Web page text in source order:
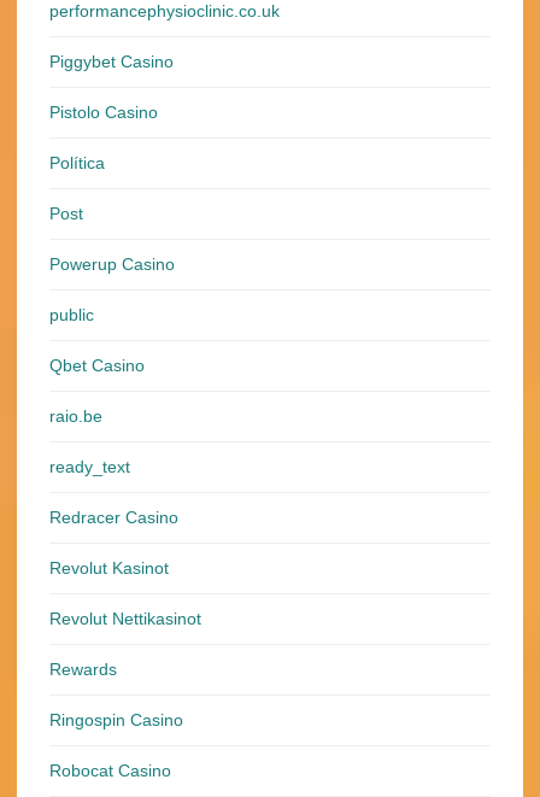
performancephysioclinic.co.uk
Piggybet Casino
Pistolo Casino
Política
Post
Powerup Casino
public
Qbet Casino
raio.be
ready_text
Redracer Casino
Revolut Kasinot
Revolut Nettikasinot
Rewards
Ringospin Casino
Robocat Casino